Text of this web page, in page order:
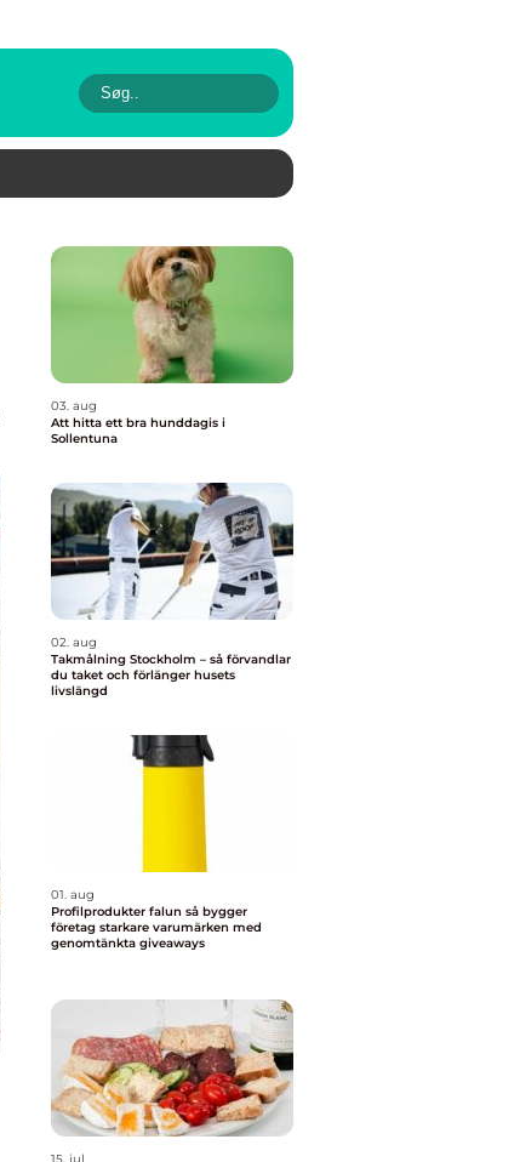
03. aug
Att hitta ett bra hunddagis i
Sollentuna
02. aug
Takmålning Stockholm – så förvandlar
du taket och förlänger husets
livslängd
01. aug
Profilprodukter falun så bygger
företag starkare varumärken med
genomtänkta giveaways